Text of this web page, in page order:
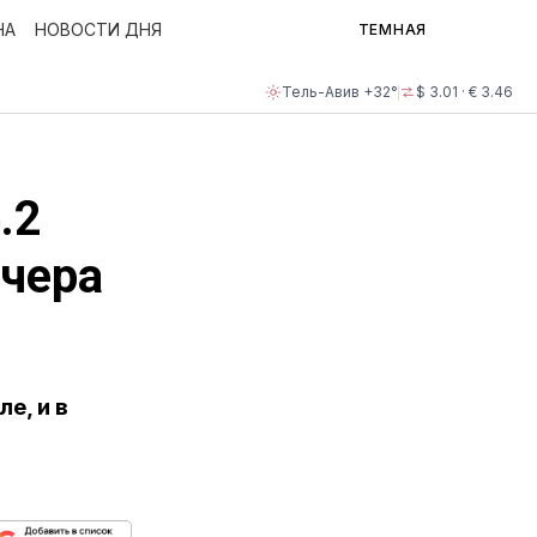
Тель-Авив +32° $ 3.01 · € 3.46
НОВОСТИ ДНЯ ТЕМНАЯ
и в